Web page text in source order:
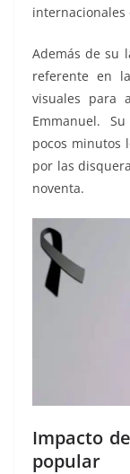
internacionales
Además de su
referente en
visuales para
Emmanuel.
pocos minutos
por las
noventa.
Impacto
popular